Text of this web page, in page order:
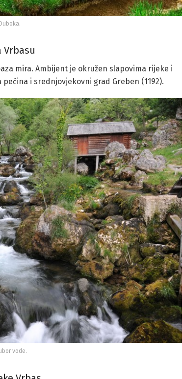
Vrbasu
mira. Ambijent je okružen slapovima rijeke i
i srednjovjekovni grad Greben (1192).
vode.